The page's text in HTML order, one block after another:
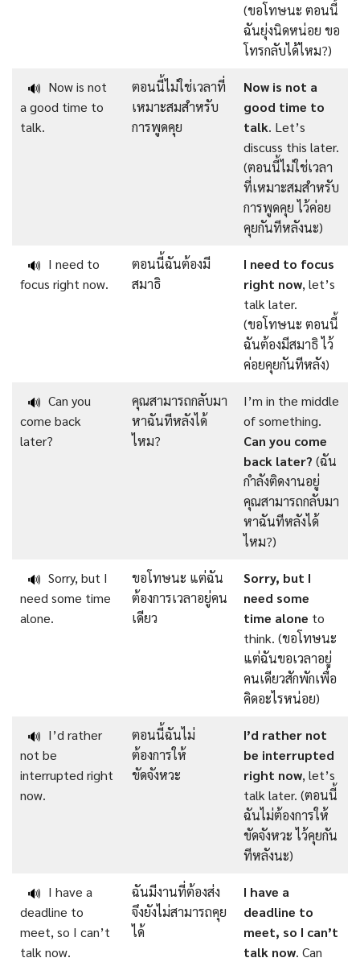
(ขอโทษนะ ตอนนี้
ฉันยุ่งนิดหน่อย ขอ
โทรกลับได้ไหม?)
🔊 Now is not
a good time to
talk.
ตอนนี้ไม่ใช่เวลาที่
เหมาะสมสำหรับ
การพูดคุย
Now is not a
good time to
talk. Let’s
discuss this later.
(ตอนนี้ไม่ใช่เวลา
ที่เหมาะสมสำหรับ
การพูดคุย ไว้ค่อย
คุยกันทีหลังนะ)
🔊 I need to
focus right now.
ตอนนี้ฉันต้องมี
สมาธิ
I need to focus
right now, let’s
talk later.
(ขอโทษนะ ตอนนี้
ฉันต้องมีสมาธิ ไว้
ค่อยคุยกันทีหลัง)
🔊 Can you
come back
later?
คุณสามารถกลับมา
หาฉันทีหลังได้
ไหม?
I’m in the middle
of something.
Can you come
back later? (ฉัน
กำลังติดงานอยู่
คุณสามารถกลับมา
หาฉันทีหลังได้
ไหม?)
🔊 Sorry, but I
need some time
alone.
ขอโทษนะ แต่ฉัน
ต้องการเวลาอยู่คน
เดียว
Sorry, but I
need some
time alone to
think. (ขอโทษนะ
แต่ฉันขอเวลาอยู่
คนเดียวสักพักเพื่อ
คิดอะไรหน่อย)
🔊 I’d rather
not be
interrupted right
now.
ตอนนี้ฉันไม่
ต้องการให้
ขัดจังหวะ
I’d rather not
be interrupted
right now, let’s
talk later. (ตอนนี้
ฉันไม่ต้องการให้
ขัดจังหวะ ไว้คุยกัน
ทีหลังนะ)
🔊 I have a
deadline to
meet, so I can’t
talk now.
ฉันมีงานที่ต้องส่ง
จึงยังไม่สามารถคุย
ได้
I have a
deadline to
meet, so I can’t
talk now. Can